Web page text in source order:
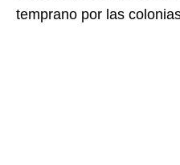
temprano por las